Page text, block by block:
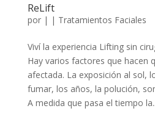
ReLift
por | | Tratamientos Faciales
Viví la experiencia Lifting sin
Hay varios factores que hacen
afectada. La exposición al sol,
fumar, los años, la polución,
A medida que pasa el tiempo